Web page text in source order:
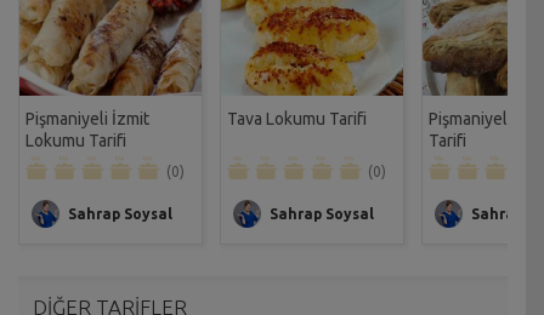
Pişmaniyeli İzmit
Lokumu Tarifi
(0)
Sahrap Soysal
Tava Lokumu Tarifi
(0)
Sahrap Soysal
Pişmaniyeli
Tarifi
Sahrap
DİĞER TARİFLER